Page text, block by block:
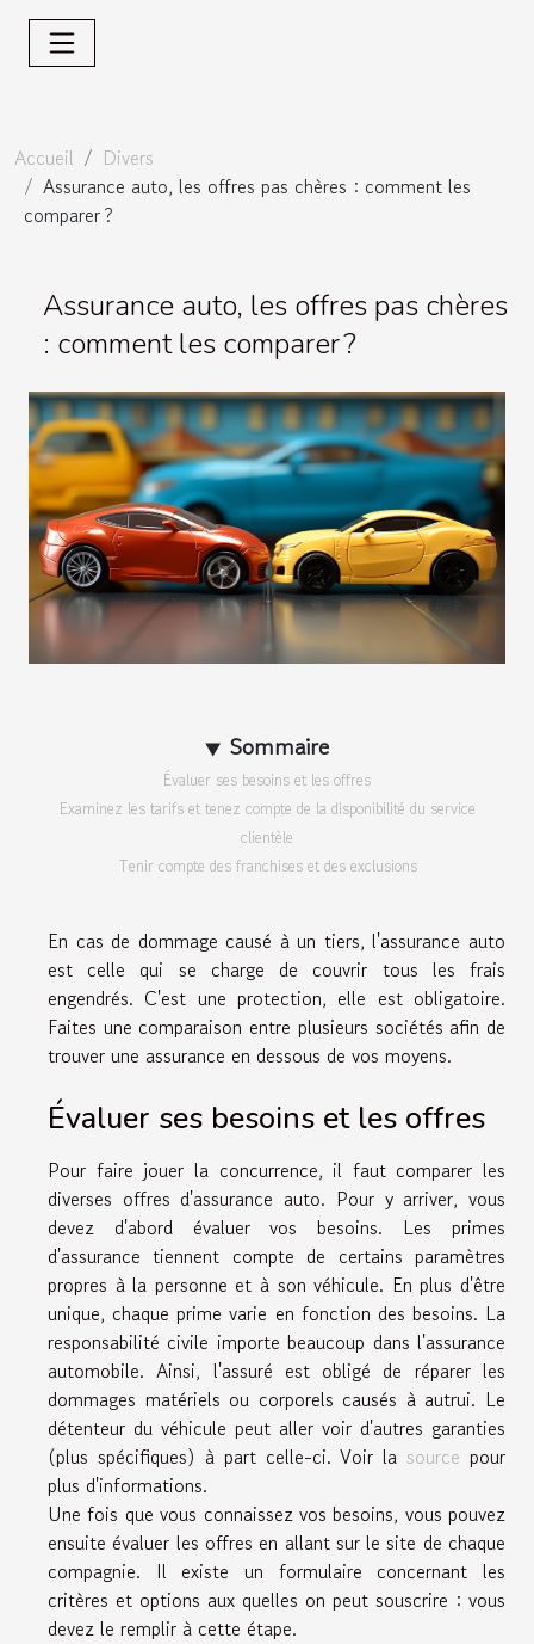
Accueil
Divers
Assurance auto, les offres pas chères : comment les
comparer ?
Assurance auto, les offres pas chères
: comment les comparer ?
Sommaire
Évaluer ses besoins et les offres
Examinez les tarifs et tenez compte de la disponibilité du service
clientèle
Tenir compte des franchises et des exclusions
En cas de dommage causé à un tiers, l'assurance auto
est celle qui se charge de couvrir tous les frais
engendrés. C'est une protection, elle est obligatoire.
Faites une comparaison entre plusieurs sociétés afin de
trouver une assurance en dessous de vos moyens.
Évaluer ses besoins et les offres
Pour faire jouer la concurrence, il faut comparer les
diverses offres d'assurance auto. Pour y arriver, vous
devez d'abord évaluer vos besoins. Les primes
d'assurance tiennent compte de certains paramètres
propres à la personne et à son véhicule. En plus d'être
unique, chaque prime varie en fonction des besoins. La
responsabilité civile importe beaucoup dans l'assurance
automobile. Ainsi, l'assuré est obligé de réparer les
dommages matériels ou corporels causés à autrui. Le
détenteur du véhicule peut aller voir d'autres garanties
(plus spécifiques) à part celle-ci. Voir la source pour
plus d'informations.
Une fois que vous connaissez vos besoins, vous pouvez
ensuite évaluer les offres en allant sur le site de chaque
compagnie. Il existe un formulaire concernant les
critères et options aux quelles on peut souscrire : vous
devez le remplir à cette étape.